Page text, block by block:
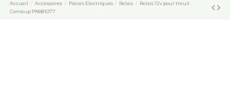
Accueil Accessoires Pieces Electriques Relais
Relais 12v pour treuil
Comeup PN881077